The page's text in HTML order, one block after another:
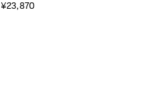
¥23,870